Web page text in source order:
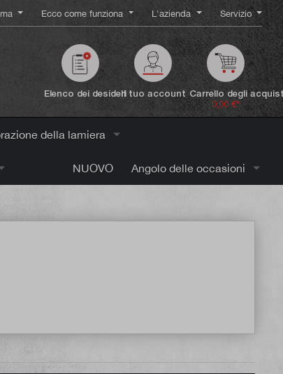
Ecco come funziona L'azienda Servizio
Elenco dei desideriIl tuo account Carrello degli
0,00 €*
della lamiera
NUOVO Angolo delle occasioni